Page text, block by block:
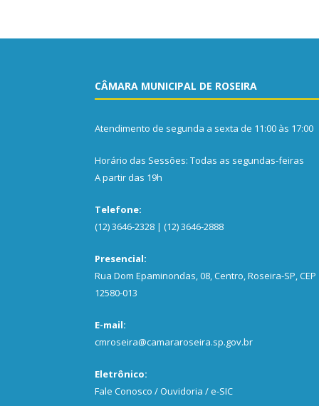
CÂMARA MUNICIPAL DE ROSEIRA
Atendimento de segunda a sexta de 11:00 às 17:00
Horário das Sessões: Todas as segundas-feiras
A partir das 19h
Telefone:
(12) 3646-2328 | (12) 3646-2888
Presencial:
Rua Dom Epaminondas, 08, Centro, Roseira-SP, CEP
12580-013
E-mail:
cmroseira@camararoseira.sp.gov.br
Eletrônico:
Fale Conosco / Ouvidoria / e-SIC